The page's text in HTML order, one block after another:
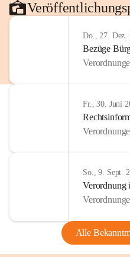
Do., 27. Dez.
Bezüge
Fr., 30. Juni
So., 9. Sept.
Verordnung
Alle